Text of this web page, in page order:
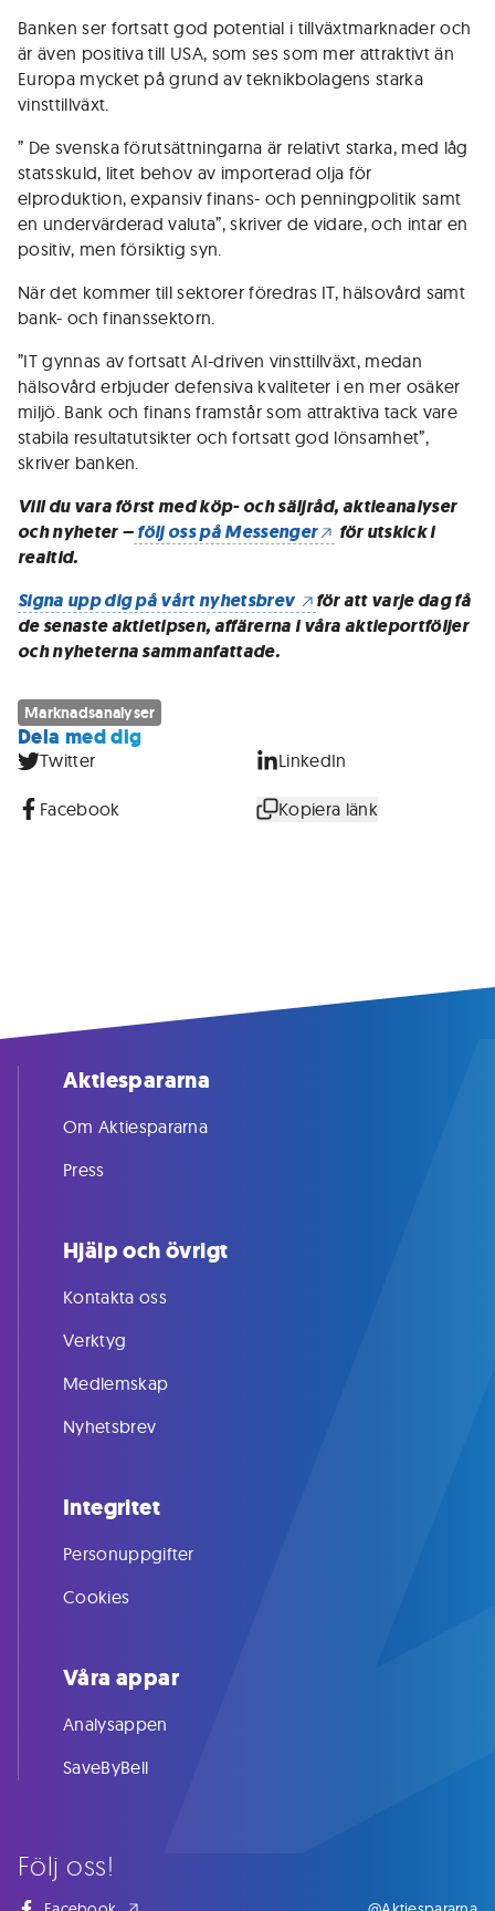
Banken ser fortsatt god potential i tillväxtmarknader och
är även positiva till USA, som ses som mer attraktivt än
Europa mycket på grund av teknikbolagens starka
vinsttillväxt.
” De svenska förutsättningarna är relativt starka, med låg
statsskuld, litet behov av importerad olja för
elproduktion, expansiv finans- och penningpolitik samt
en undervärderad valuta”, skriver de vidare, och intar en
positiv, men försiktig syn.
När det kommer till sektorer föredras IT, hälsovård samt
bank- och finanssektorn.
”IT gynnas av fortsatt AI-driven vinsttillväxt, medan
hälsovård erbjuder defensiva kvaliteter i en mer osäker
miljö. Bank och finans framstår som attraktiva tack vare
stabila resultatutsikter och fortsatt god lönsamhet”,
skriver banken.
Vill du vara först med köp- och säljråd, aktieanalyser
och nyheter –följ oss på Messenger
för utskick i
realtid.
Signa upp dig på vårt nyhetsbrev
för att varje dag få
de senaste aktietipsen, affärerna i våra aktieportföljer
och nyheterna sammanfattade.
Marknadsanalyser
Dela med dig
Twitter LinkedIn
Facebook Kopiera länk
Följ oss!
Aktiespararna
Om Aktiespararna
Press
Hjälp och övrigt
Kontakta oss
Verktyg
Medlemskap
Nyhetsbrev
Integritet
Personuppgifter
Cookies
Våra appar
Analysappen
SaveByBell